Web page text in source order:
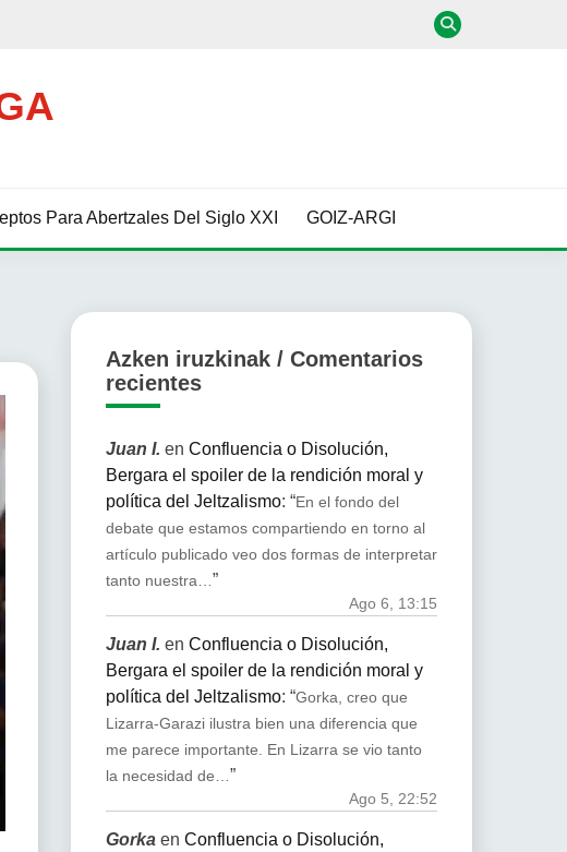
Para Abertzales Del Siglo XXI GOIZ-ARGI
Azken iruzkinak / Comentarios
recientes
Juan I. en Confluencia o Disolución,
Bergara el spoiler de la rendición moral y
política del Jeltzalismo: “En el fondo del
debate que estamos compartiendo en torno al
artículo publicado veo dos formas de interpretar
tanto nuestra…”
Ago 6, 13:15
Juan I. en Confluencia o Disolución,
Bergara el spoiler de la rendición moral y
política del Jeltzalismo: “Gorka, creo que
Lizarra-Garazi ilustra bien una diferencia que
me parece importante. En Lizarra se vio tanto
la necesidad de… ”
Ago 5, 22:52
Gorkaen Confluencia o Disolución,